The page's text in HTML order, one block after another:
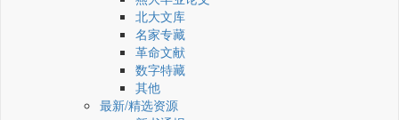
北大文库
名家专藏
革命文献
数字特藏
其他
最新/精选资源